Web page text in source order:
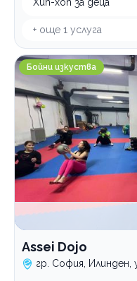
+ още 1 услуга
Assei Dojo
Бойни изкуства
Assei Dojo
гр. София, Илинден,
суинг танци
танго
хип-хоп деца
Категории
Бойни изкуства
Кондиционни
Групови тренировки
Тенис на маса
Шах
Бокс
Танци
Фитнес
Гимнастика
Катерене